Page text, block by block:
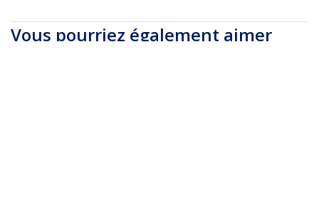
Vous pourriez également aimer